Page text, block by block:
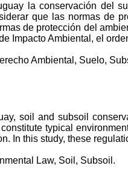
la conservación del
que las normas de
de protección del
Impacto Ambiental, el
Ambiental, Suelo,
soil and subsoil
typical
In this study, these
Law, Soil, Subsoil.